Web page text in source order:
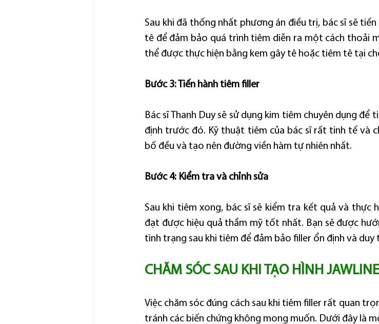
Sau khi đã thống nhất phương án điều trị, bác sĩ sẽ
tê để đảm bảo quá trình tiêm diễn ra một cách thoải
thể được thực hiện bằng kem gây tê hoặc tiêm tê tại
Bước 3: Tiến hành tiêm filler
Bác sĩ Thanh Duy sẽ sử dụng kim tiêm chuyên dụng
định trước đó. Kỹ thuật tiêm của bác sĩ rất tinh tế và
bố đều và tạo nên đường viền hàm tự nhiên nhất.
Bước 4: Kiểm tra và chỉnh sửa
Sau khi tiêm xong, bác sĩ sẽ kiểm tra kết quả và thực
đạt được hiệu quả thẩm mỹ tốt nhất. Bạn sẽ được
tình trạng sau khi tiêm để đảm bảo filler ổn định và duy
CHĂM SÓC SAU KHI TẠO HÌNH
Việc chăm sóc đúng cách sau khi tiêm filler rất quan
tránh các biến chứng không mong muốn. Dưới đây là